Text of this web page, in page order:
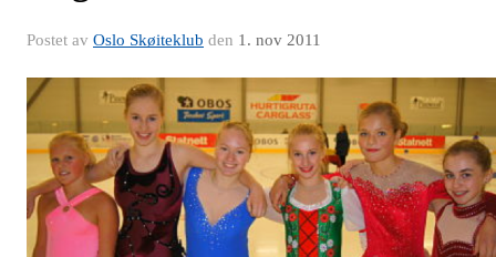
Postet av Oslo Skøiteklub den 1. nov 2011